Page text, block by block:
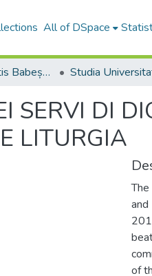
All of DSpace
Studia Universitatis Babeș-Bolyai Collection
SERVI DI
LITURGIA
and
of